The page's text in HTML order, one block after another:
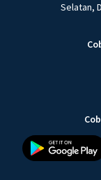
Selatan,